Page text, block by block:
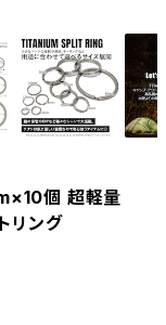
個 超軽量
リング